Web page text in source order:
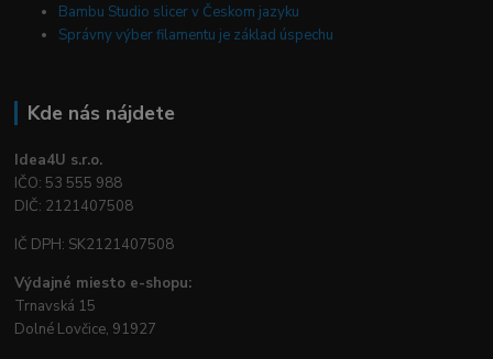
Bambu Studio slicer v Českom jazyku
Správny výber filamentu je základ úspechu
Kde nás nájdete
Idea4U s.r.o.
IČO: 53 555 988
DIČ: 2121407508
IČ DPH: SK2121407508
Výdajné miesto e-shopu:
Trnavská 15
Dolné Lovčice, 91927